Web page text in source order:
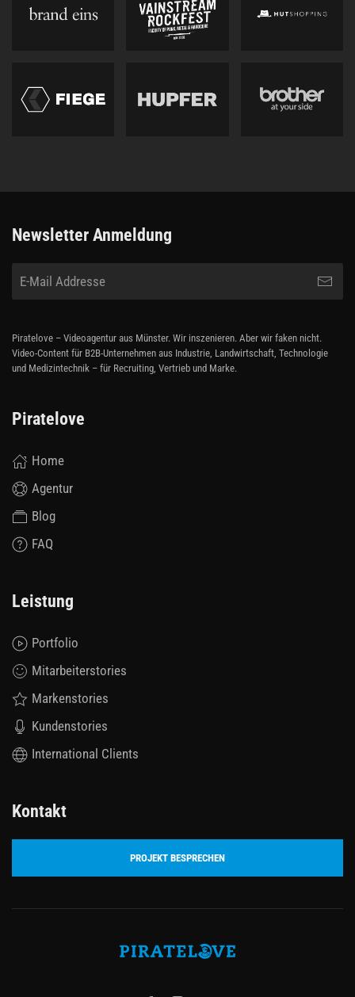
Newsletter Anmeldung
Piratelove – Videoagentur aus Münster. Wir inszenieren. Aber wir faken nicht.
Video-Content für B2B-Unternehmen aus Industrie, Landwirtschaft, Technologie
und Medizintechnik – für Recruiting, Vertrieb und Marke.
Piratelove
Home
Agentur
Blog
FAQ
Leistung
Portfolio
Mitarbeiterstories
Markenstories
Kundenstories
International Clients
Kontakt
PROJEKT BESPRECHEN